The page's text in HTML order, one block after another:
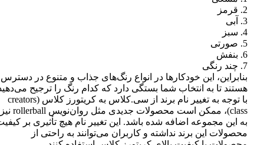
2. قرمز
3. آبی
4. سبز
5. صورتی
6. بنفش
7. چند رنگی
بنابراین، این خودکارها در انواع رنگ‌های جذاب و متنوع در دسترس
هستند تا به انتخاب شما بستگی دارد که کدام رنگ را ترجیح
با توجه به تغییر نام برند از سی.کلاس به کریتورز کلاس (creators
class)، ممکن است محصولات جدیدی مثل روان‌نویس rollerball نیز
به این مجموعه اضافه شده باشد. این تغییر نام هیچ تأثیری بر
محصولات این برند نداشته و کاربران می‌توانند به راحتی از